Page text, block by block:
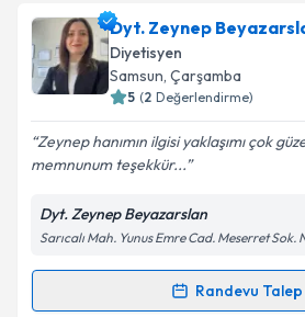
Uzm. Dyt. Sevinç Sevinçeriçin
talebi oluşturun. Size bu
için bir takvim hazırlandığında e-
bilgilendireceğiz.
E-posta Adresiniz
Kişisel verilerimin
Metni'ni okudum ve kişisel
kapsamda işlenmesini kabul
Dyt. Zeynep
Diyetisyen
Samsun, Çarşamba
5 (2 Değerlendirme)
Zeynep hanımın ilgisi yaklaşımı çok
memnunum teşekkür...
Dyt. Zeynep Beyazarslan
Sarıcalı Mah. Yunus Emre Cad. Meserret Sok.
Randevu Talep
Randevu Takvimi Talebi